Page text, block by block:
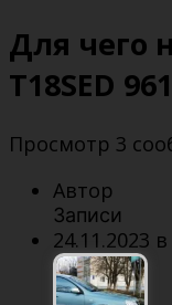
Для чего
T18SED
Просмотр 3
Автор
Записи
24.11.2023